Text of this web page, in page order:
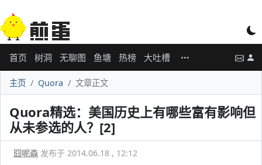
首页 树洞 无聊图 鱼塘 热榜 大吐槽
主页 Quora 文章正文
Quora精选：美国历史上有哪些富有影响但
从未参选的人？[2]
囧呢森 发布于 2014.06.18 , 12:12